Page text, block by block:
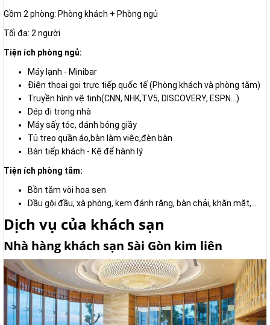
Gồm 2 phòng: Phòng khách + Phòng ngủ
Tối đa: 2 người
Tiện ích phòng ngủ:
Máy lạnh - Minibar
Điện thoại gọi trực tiếp quốc tế (Phòng khách và phòng tắm)
Truyền hình vệ tinh(CNN, NHK,TV5, DISCOVERY, ESPN...)
Dép đi trong nhà
Máy sấy tóc, đánh bóng giầy
Tủ treo quần áo,bàn làm việc,đèn bàn
Bàn tiếp khách - Kệ để hành lý
Tiện ích phòng tắm:
Bồn tắm vòi hoa sen
Dầu gội đầu, xà phòng, kem đánh răng, bàn chải, khăn mặt,...
Dịch vụ của khách sạn
Nhà hàng khách sạn Sài Gòn kim liên